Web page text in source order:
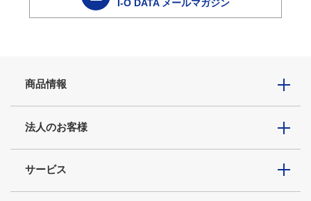
I-O DATA メールマガジン
商品情報
法人のお客様
サービス